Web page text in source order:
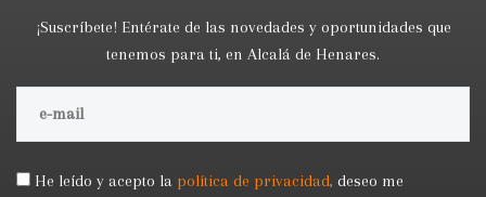
¡Suscríbete! Entérate de las novedades y oportunidades que
tenemos para ti, en Alcalá de Henares.
He leído y acepto la política de privacidad, deseo me